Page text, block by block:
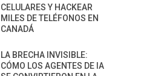
CELULARES Y HACKEAR
MILES DE TELÉFONOS EN
CANADÁ
LA BRECHA INVISIBLE:
CÓMO LOS AGENTES DE IA